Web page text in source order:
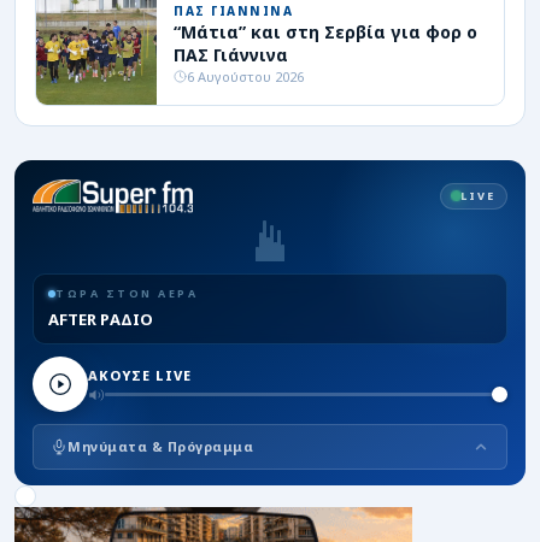
ΠΑΣ ΓΙΑΝΝΙΝΑ
“Μάτια” και στη Σερβία για φορ ο
ΠΑΣ Γιάννινα
6 Αυγούστου 2026
LIVE
ΤΩΡΑ ΣΤΟΝ ΑΕΡΑ
AFTER ΡΑΔΙΟ
ΑΚΟΥΣΕ LIVE
Μηνύματα & Πρόγραμμα